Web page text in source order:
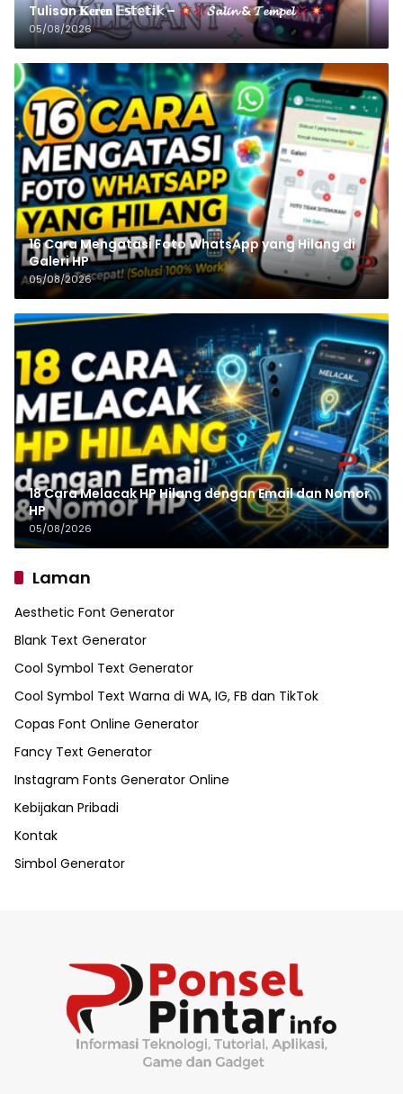
Tulisan 𝐊𝐞𝐫𝐞𝐧 𝔼𝕤𝕥𝕖𝕥𝕚𝕜 – 𝓢𝓪𝓵𝓲𝓷 & 𝓣𝓮𝓶𝓹𝓮𝓵
05/08/2026
16 Cara Mengatasi Foto WhatsApp yang Hilang di
Galeri HP
05/08/2026
18 Cara Melacak HP Hilang dengan Email dan Nomor
HP
05/08/2026
Laman
Aesthetic Font Generator
Blank Text Generator
Cool Symbol Text Generator
Cool Symbol Text Warna di WA, IG, FB dan TikTok
Copas Font Online Generator
Fancy Text Generator
Instagram Fonts Generator Online
Kebijakan Pribadi
Kontak
Simbol Generator